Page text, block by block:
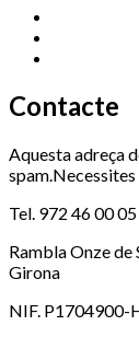
Contacte
Aquesta adreça
Tel. 972 46 00 05
Rambla Onze de
Girona
NIF. P1704900-